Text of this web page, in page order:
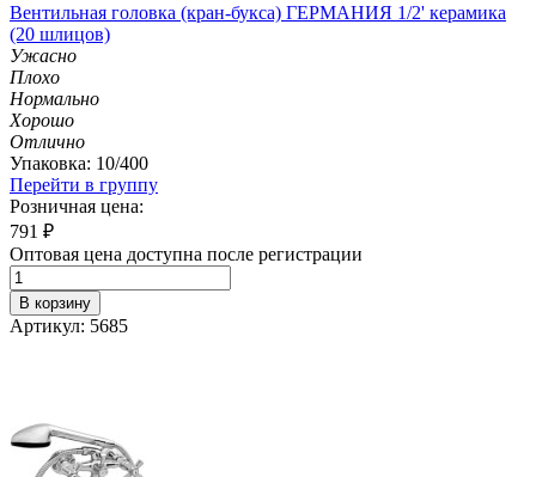
Вентильная головка (кран-букса) ГЕРМАНИЯ 1/2' керамика
(20 шлицов)
Ужасно
Плохо
Нормально
Хорошо
Отлично
Упаковка: 10/400
Перейти в группу
Розничная цена:
791 ₽
Оптовая цена доступна после регистрации
В корзину
Артикул: 5685